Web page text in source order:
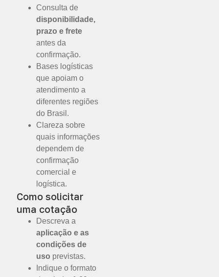
Consulta de
disponibilidade,
prazo e frete
antes da
confirmação.
Bases logísticas
que apoiam o
atendimento a
diferentes regiões
do Brasil.
Clareza sobre
quais informações
dependem de
confirmação
comercial e
logística.
Como solicitar
uma cotação
Descreva a
aplicação e as
condições de
uso previstas.
Indique o formato